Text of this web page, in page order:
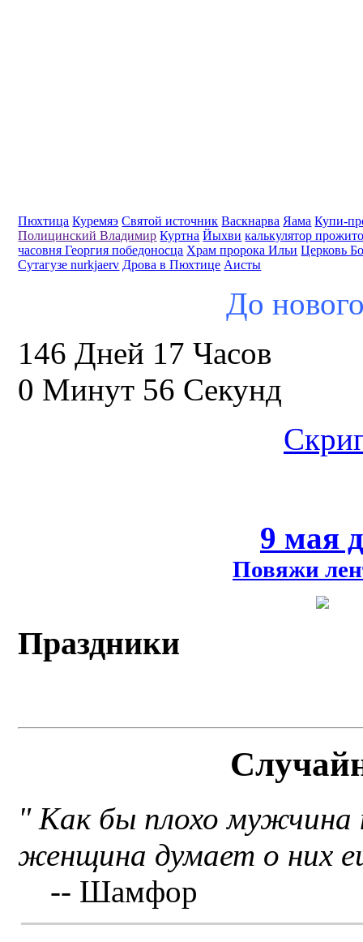
Пюхтица Куремяэ Святой источник Васкнарва Яама Купи-
Полицинский Владимир Куртна Йыхви калькулятор
часовня Георгия победоносца Храм пророка Ильи Церковь
Сутагузе nurkjaerv Дрова в Пюхтице Аисты
До
146 Дней 17 Часов
0 Минут 55 Секунд
9 мая
Повяжи
Праздники
" Как бы плохо
женщина думает о них
-- Шамфор